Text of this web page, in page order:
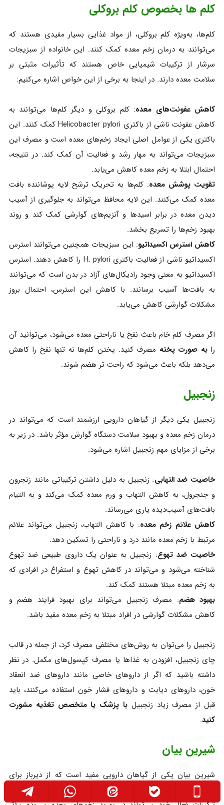
کلم ها بخصوص کلم بروکلی
کلم‌ها، به‌ویژه کلم بروکلی، از مواد غذایی بسیار مفیدی هستند که
می‌توانند به درمان زخم معده کمک کنند. این خانواده از سبزیجات
سرشار از ترکیبات شیمیایی خاص هستند که تأثیرات مثبتی بر
سلامت معده دارند. در اینجا به برخی از این خواص اشاره می‌کنیم:
کاهش عفونت‌های معده: کلم بروکلی و دیگر کلم‌ها می‌توانند به
کاهش عفونت ناشی از باکتری Helicobacter pylori کمک کنند. این
باکتری یکی از عوامل اصلی ایجاد زخم‌های معده است و مصرف این
سبزیجات می‌تواند به مهار رشد و فعالیت آن کمک کند. در نتیجه،
احتمال ابتلا به زخم معده کاهش می‌یابد.
تقویت پوشش معده: کلم‌ها به تحریک ترشح لایه پوشاننده بافت
معده کمک می‌کنند. این لایه محافظ می‌تواند به جلوگیری از آسیب
دیدن معده در برابر اسیدها و آنزیم‌های گوارشی کمک کند و روند
بهبود زخم‌ها را تسریع بخشد.
کاهش استرس اکسیداتیو: این سبزیجات همچنین می‌توانند استرس
اکسیداتیو ناشی از فعالیت باکتری H. pylori را کاهش دهند. استرس
اکسیداتیو به معنی وجود رادیکال‌های آزاد در بدن است که می‌توانند
به بافت‌ها آسیب برسانند. با کاهش این استرس، احتمال بروز
مشکلات گوارشی کاهش می‌یابد.
اگر مصرف کلم خام باعث نفخ یا ناراحتی معده می‌شود، می‌توانید آن
رابه صورت پخته مصرف کنید. پختن کلم‌ها نه تنها نفخ را کاهش
می‌دهد بلکه باعث می‌شود که راحت تر هضم شوند.
زنجبیل
زنجبیل یکی دیگر از گیاهان دارویی ارزشمند است که می‌تواند در
درمان زخم معده و بهبود سلامت دستگاه گوارش مؤثر باشد. در زیر به
برخی از مزایای مهم زنجبیل اشاره می‌شود:
خاصیت ضد التهابی: زنجبیل به دلیل داشتن ترکیباتی مانند زنجرون
و جنجرول، به کاهش التهاب و ورم معده کمک می‌کند و به التیام
بافت‌های آسیب‌دیده یاری می‌رساند.
کاهش علائم زخم معده: با کاهش التهاب، زنجبیل می‌تواند علائم
مرتبط با زخم معده مانند درد و ناراحتی را تسکین دهد.
خاصیت ضد تهوع: زنجبیل به عنوان یک داروی طبیعی ضد تهوع
شناخته می‌شود و می‌تواند در کاهش تهوع و استفراغ در افرادی که
به زخم معده مبتلا هستند کمک کند.
بهبود هضم: مصرف زنجبیل می‌تواند برای بهبود فرایند هضم و
کاهش مشکلات گوارشی در افراد مبتلا به زخم معده مفید باشد.
زنجبیل را می‌توان به روش‌های مختلفی مصرف کرد، از جمله در قالب
چای زنجبیل، افزودن به غذاها یا مصرف کپسول‌های مکمل. در نظر
داشته باشید که اگر از داروهای خاصی مانند داروهای ضد انعقاد
خون، داروهای دیابت و داروهای فشار خون استفاده می‌کنند، باید
قبل از مصرف زیاد زنجبیل با پزشک یا متخصص تغذیه مشورت
کنید.
شیرین بیان
شیرین بیان یکی از گیاهان دارویی مفید است که از دیرباز برای
درمان مشکلات گوارشی مورد استفاده قرار می‌گیرد. این گیاه به دلیل